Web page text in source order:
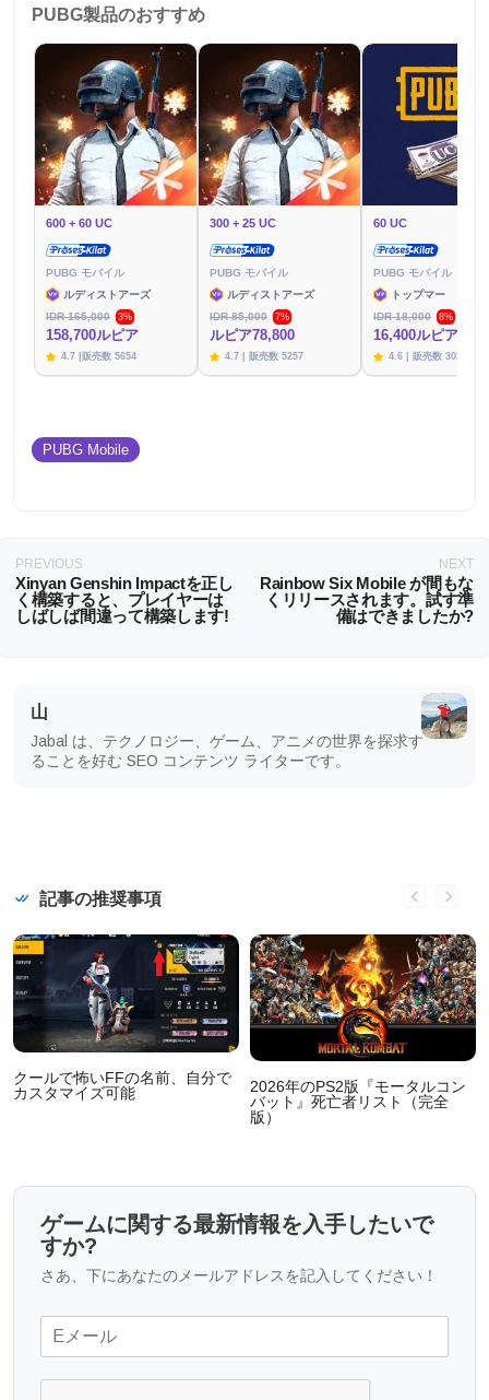
PUBG製品のおすすめ
600 + 60 UC
PUBG モバイル
ルディストアーズ
IDR 165,000
3%
158,700ルピア
4.7 |販売数 5654
300 + 25 UC
PUBG モバイル
ルディストアーズ
IDR 85,000
7%
ルピア78,800
4.7 | 販売数 5257
60 UC
PUBG モバイル
トップマー
IDR 18,000
8%
16,400ルピア
4.6 | 販売数 3020
PUBG Mobile
PREVIOUS
Xinyan Genshin Impactを正し
く構築すると、プレイヤーは
しばしば間違って構築します!
NEXT
Rainbow Six Mobile が間もな
くリリースされます。試す準
備はできましたか?
山
Jabal は、テクノロジー、ゲーム、アニメの世界を探求す
ることを好む SEO コンテンツ ライターです。
記事の推奨事項
クールで怖いFFの名前、自分で
カスタマイズ可能
2026年のPS2版『モータルコン
バット』死亡者リスト（完全
版）
ゲームに関する最新情報を入手したいで
すか?
さあ、下にあなたのメールアドレスを記入してください！